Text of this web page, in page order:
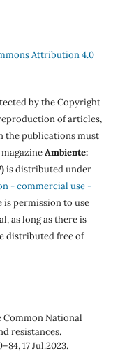
Attribution 4.0
by the Copyright
of articles,
the publications must
Ambiente:
is distributed under
- commercial use -
is permission to use
as long as there is
distributed free of
Common National
resistances.
17 Jul.2023.